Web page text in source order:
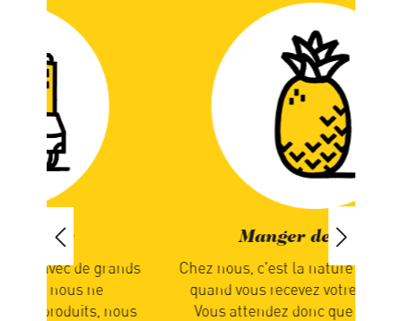
Manger de saison
Chez nous, c'est la nature qui détermine
quand vous recevez votre commande.
Vous attendez donc que les produits